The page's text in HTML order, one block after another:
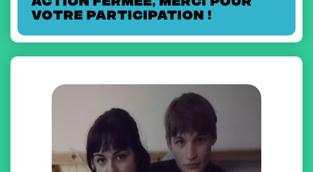
votre participation !